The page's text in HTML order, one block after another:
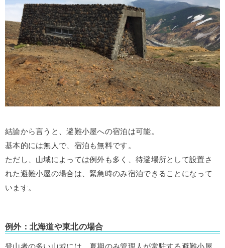
結論から言うと、避難小屋への宿泊は可能。
基本的には無人で、宿泊も無料です。
ただし、山域によっては例外も多く、待避場所として設置さ
れた避難小屋の場合は、緊急時のみ宿泊できることになって
います。
例外：北海道や東北の場合